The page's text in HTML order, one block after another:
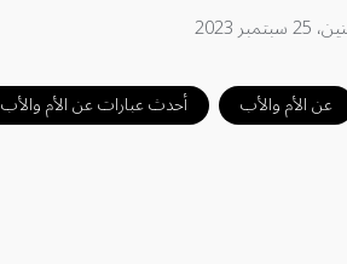
2023
عن الأم والأب أحدث عبارات عن الأم والأب